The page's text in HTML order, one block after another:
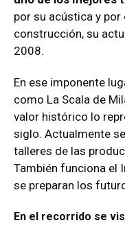
por su acústica y
construcción, su
2008.
En ese imponente
como La Scala de
valor histórico lo
siglo. Actualmente
talleres de las
También funciona el
se preparan los
En el recorrido se